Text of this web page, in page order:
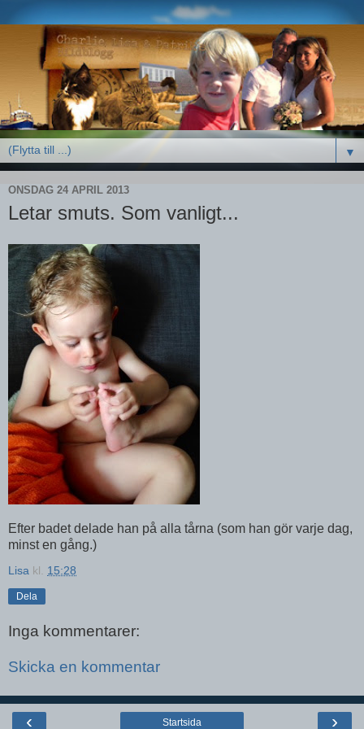
▼
ONSDAG 24 APRIL 2013
Letar smuts. Som vanligt...
Efter badet delade han på alla tårna (som han gör varje dag,
minst en gång.)
Lisa kl. 15:28
Dela
Inga kommentarer:
Skicka en kommentar
‹ ›
Startsida